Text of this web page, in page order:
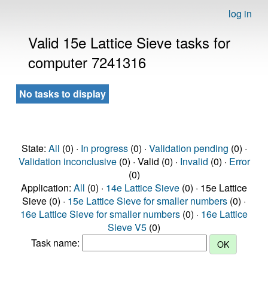
log in
Valid 15e Lattice Sieve tasks for
computer 7241316
No tasks to display
State: All (0) · In progress(0) · Validation pending (0) ·
Validation inconclusive(0) · Valid (0) · Invalid (0) · Error
(0)
Application: All (0) · 14e Lattice Sieve (0) · 15e Lattice
Sieve (0) · 15e Lattice Sieve for smaller numbers (0) ·
16e Lattice Sieve for smaller numbers (0) · 16e Lattice
Sieve V5 (0)
Task name: